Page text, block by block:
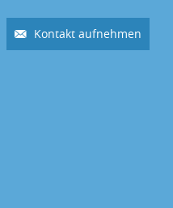
Kontakt aufnehmen